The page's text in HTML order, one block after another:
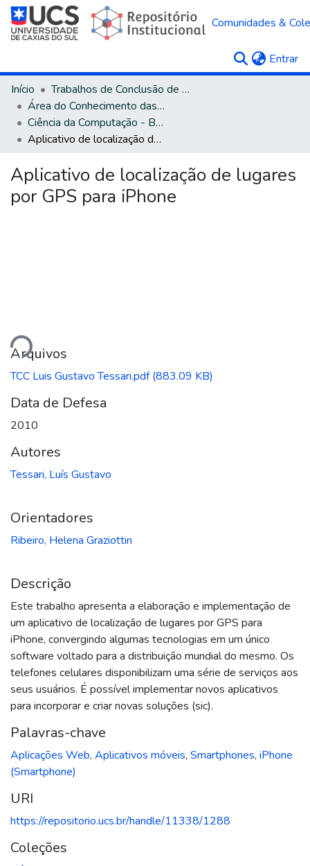
Comunidades &
Entrar
Início
Trabalhos de Conclusão de Curso
Área do Conhecimento das Ciências Exatas e da Terra
Ciência da Computação - Bacharelado
Aplicativo de localização de lugares por GPS para iPhone
Aplicativo de localização de lugares
por GPS para iPhone
Arquivos
TCC Luis Gustavo Tessari.pdf(883.09 KB)
Data de Defesa
2010
Autores
Tessari, Luís Gustavo
Orientadores
Ribeiro, Helena Graziottin
Descrição
Este trabalho apresenta a elaboração e implementação de
um aplicativo de localização de lugares por GPS para
iPhone, convergindo algumas tecnologias em um único
software voltado para a distribuição mundial do mesmo. Os
telefones celulares disponibilizam uma série de serviços aos
seus usuários. É possível implementar novos aplicativos
para incorporar e criar novas soluções (sic).
Palavras-chave
Aplicações Web, Aplicativos móveis, Smartphones, iPhone
(Smartphone)
URI
https://repositorio.ucs.br/handle/11338/1288
Coleções